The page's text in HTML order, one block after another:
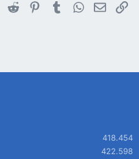
LinkedIn
Reddit PinterestTumblrWhatsApp
Email
418.454
422.598